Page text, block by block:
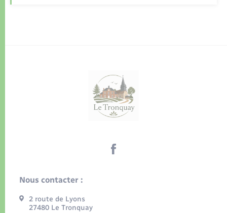
Nous contacter :
2 route de Lyons
27480 Le Tronquay